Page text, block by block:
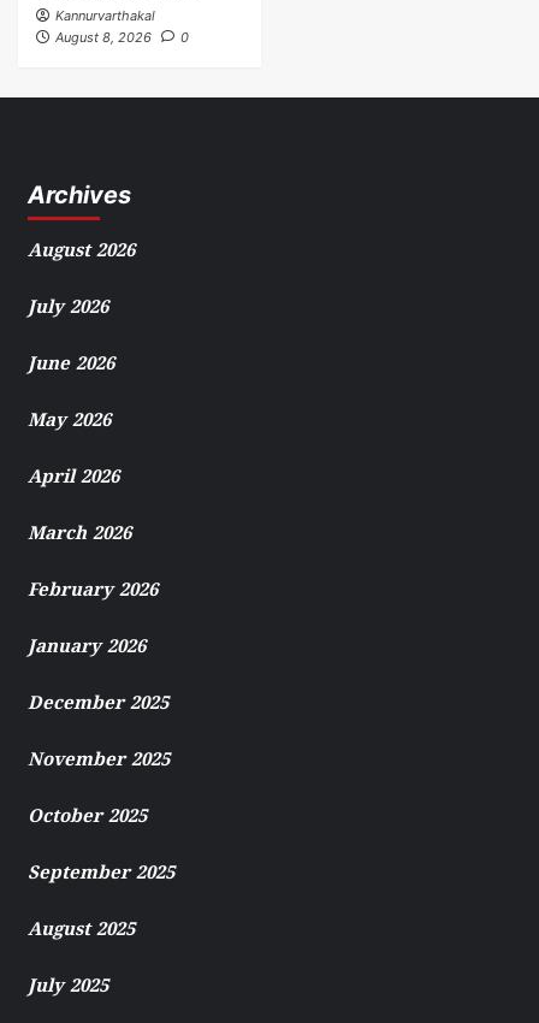
Kannurvarthakal
August 8, 2026
0
Archives
August 2026
July 2026
June 2026
May 2026
April 2026
March 2026
February 2026
January 2026
December 2025
November 2025
October 2025
September 2025
August 2025
July 2025